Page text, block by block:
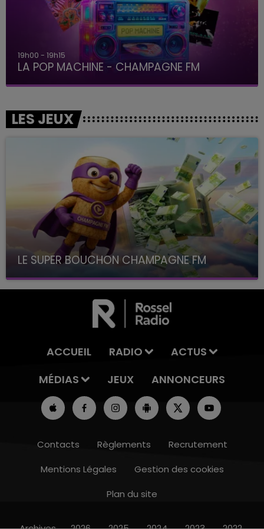
15h00 - 19h00
19h00 - 19h15
LA POP MACHINE - CHAMPAGNE FM
LES JEUX
LE SUPER BOUCHON CHAMPAGNE FM
avec La Famille Champagne FM, à 8H10
ACCUEIL RADIO
ACTUS
MÉDIAS
JEUX ANNONCEURS
Contacts Règlements
Recrutement
Mentions Légales
Gestion des cookies
Plan du site